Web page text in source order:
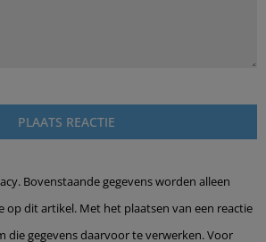
Bovenstaande gegevens worden alleen
op dit artikel. Met het plaatsen van een reactie
die gegevens daarvoor te verwerken. Voor